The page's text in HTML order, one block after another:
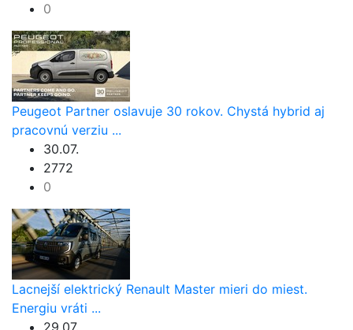
0
Peugeot Partner oslavuje 30 rokov. Chystá hybrid aj
pracovnú verziu ...
30.07.
2772
0
Lacnejší elektrický Renault Master mieri do miest.
Energiu vráti ...